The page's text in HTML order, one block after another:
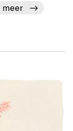
meer